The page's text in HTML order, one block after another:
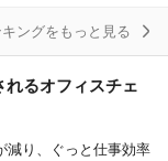
ア
ングをもっと見る
れるオフィスチェ
減り、ぐっと仕事効率